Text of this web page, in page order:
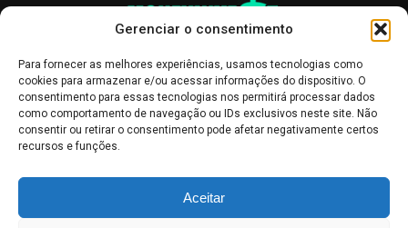
Gerenciar o consentimento
Para fornecer as melhores experiências, usamos tecnologias como
cookies para armazenar e/ou acessar informações do dispositivo. O
consentimento para essas tecnologias nos permitirá processar dados
como comportamento de navegação ou IDs exclusivos neste site. Não
consentir ou retirar o consentimento pode afetar negativamente certos
recursos e funções.
Aceitar
informativo, servindo como boletins de divulgação, e não devem ser
interpretadas como recomendações de investimento.Leia mais